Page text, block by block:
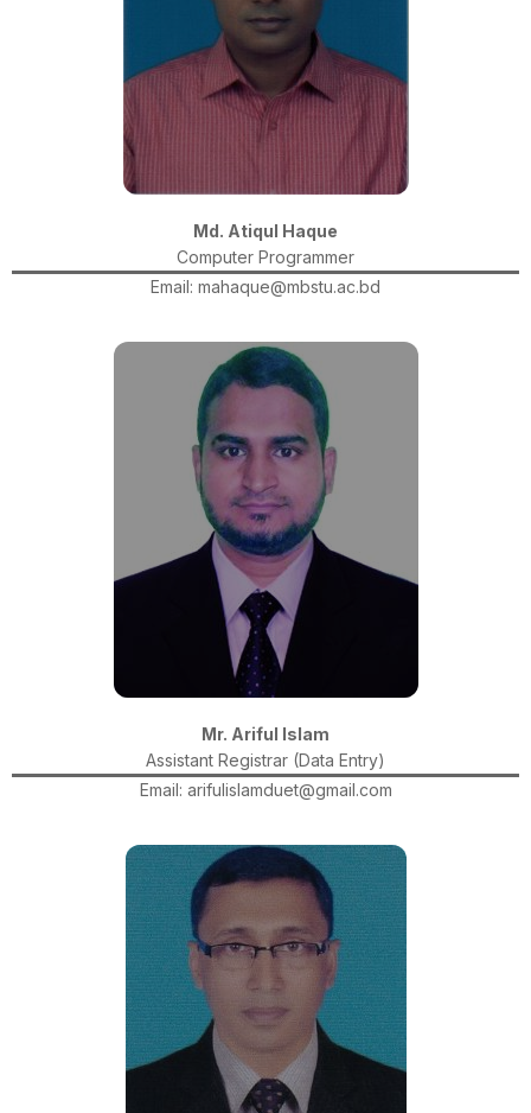
Md. Atiqul Haque
Computer Programmer
Email: mahaque@mbstu.ac.bd
Mr. Ariful Islam
Assistant Registrar (Data Entry)
Email: arifulislamduet@gmail.com